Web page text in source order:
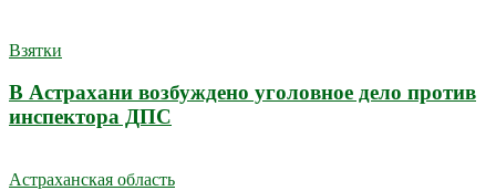
Взятки
В Астрахани возбуждено уголовное дело против
инспектора ДПС
Астраханская область